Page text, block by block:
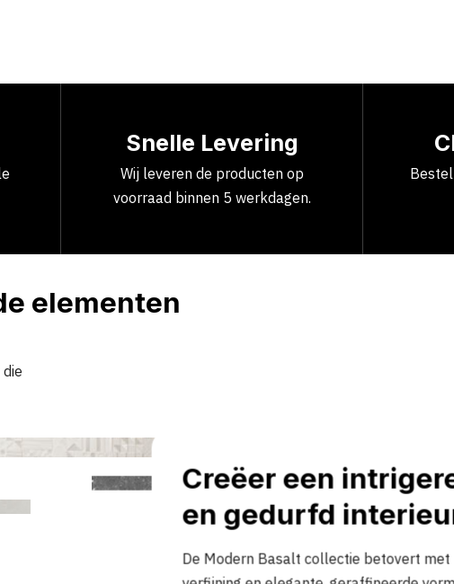
Snelle Levering
Wij leveren de producten op
voorraad binnen 5 werkdagen.
elementen
Creëer een
en gedurfd
De Modern Basalt collectie betovert met